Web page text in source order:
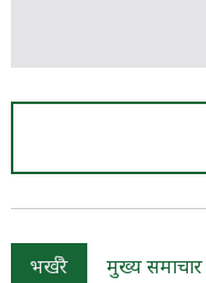
भर्खरै मुख्य समाचार